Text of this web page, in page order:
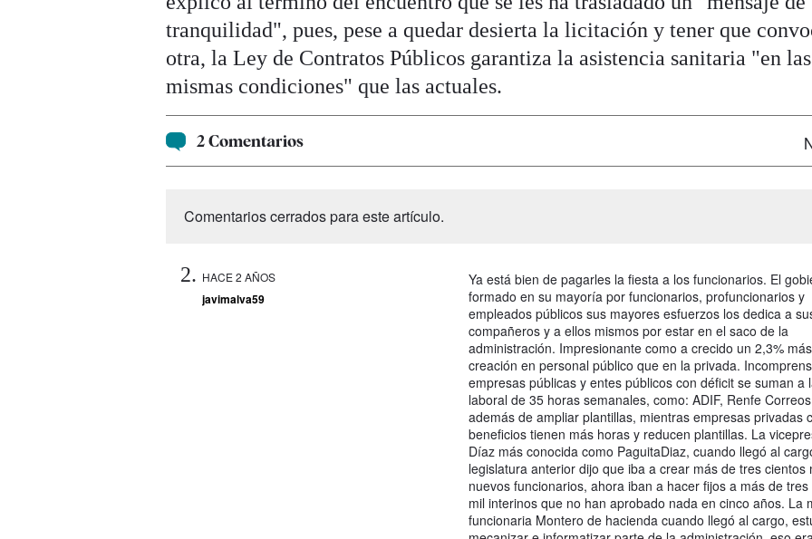
tranquilidad", pues, pese a quedar desierta la licitación y tener que
otra, la Ley de Contratos Públicos garantiza la asistencia sanitaria "en las
mismas condiciones" que las actuales.
2 Comentarios
Comentarios cerrados para este artículo.
HACE 2 AÑOS
javimalva59
Ya está bien de pagarles la fiesta a los funcionarios. El
formado en su mayoría por funcionarios, profuncionarios y
empleados públicos sus mayores esfuerzos los dedica a
compañeros y a ellos mismos por estar en el saco de la
administración. Impresionante como a crecido un 2,3%
creación en personal público que en la privada.
empresas públicas y entes públicos con déficit se suman a
laboral de 35 horas semanales, como: ADIF, Renfe
además de ampliar plantillas, mientras empresas privadas
beneficios tienen más horas y reducen plantillas. La
Díaz más conocida como PaguitaDiaz, cuando llegó al
legislatura anterior dijo que iba a crear más de tres cientos
nuevos funcionarios, ahora iban a hacer fijos a más de tres
mil interinos que no han aprobado nada en cinco años. La
funcionaria Montero de hacienda cuando llegó al cargo,